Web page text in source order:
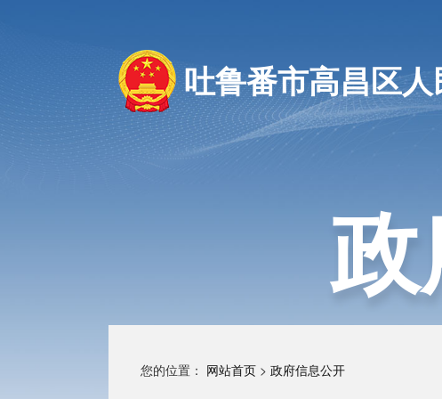
吐鲁番市高昌区
您的位置： 网站首页 > 政府信息公开